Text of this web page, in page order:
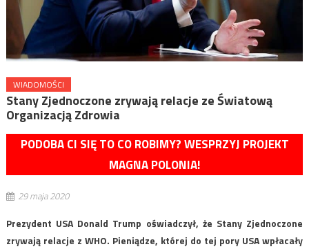
WIADOMOŚCI
Stany Zjednoczone zrywają relacje ze Światową
Organizacją Zdrowia
PODOBA CI SIĘ TO CO ROBIMY? WESPRZYJ PROJEKT
MAGNA POLONIA!
29 maja 2020
Prezydent USA Donald Trump oświadczył, że Stany Zjednoczone
zrywają relacje z WHO. Pieniądze, której do tej pory USA wpłacały